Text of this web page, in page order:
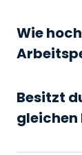
Wie
Besitzt
gleichen